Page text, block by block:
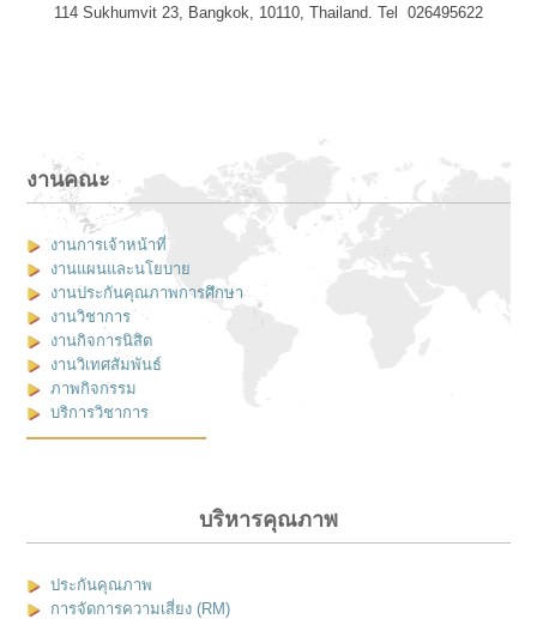
114 Sukhumvit 23, Bangkok, 10110, Thailand. Tel 026495622
งานคณะ
งานการเจ้าหน้าที่
งานแผนและนโยบาย
งานประกันคุณภาพการศึกษา
งานวิชาการ
งานกิจการนิสิต
งานวิเทศสัมพันธ์
ภาพกิจกรรม
บริการวิชาการ
บริหารคุณภาพ
ประกันคุณภาพ
การจัดการความเสี่ยง (RM)